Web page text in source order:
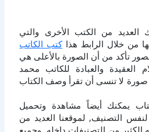
العديد من الكتب الأخرى والتي
من خلال الرابط هذاكتب الكاتب
تأكد من أن الصورة بالأعلى هي
العقيدة والعبادة للكاتب محمد
صورة لا تنسى أن تقرأ وصف الكتاب
يمكنك أيضاً مشاهدة وتحميل
التصنيف, لموقعنا العديد من
الكثير من التصنيفات داخله, وجميع